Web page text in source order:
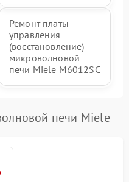
Ремонт платы
управления
(восстановление)
микроволновой
печи Miele M6012SC
печи Miele